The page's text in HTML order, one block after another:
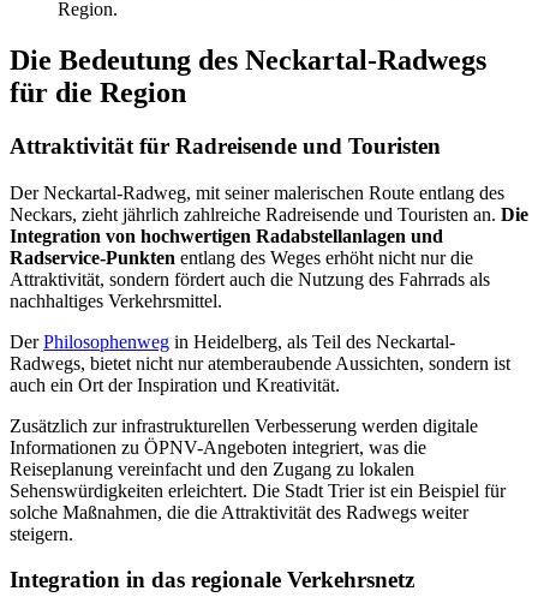
Region.
Die Bedeutung des Neckartal-Radwegs
für die Region
Attraktivität für Radreisende und Touristen
Der Neckartal-Radweg, mit seiner malerischen Route entlang des
Neckars, zieht jährlich zahlreiche Radreisende und Touristen an. Die
Integration von hochwertigen Radabstellanlagen und
Radservice-Punkten entlang des Weges erhöht nicht nur die
Attraktivität, sondern fördert auch die Nutzung des Fahrrads als
nachhaltiges Verkehrsmittel.
DerPhilosophenweg in Heidelberg, als Teil des Neckartal-
Radwegs, bietet nicht nur atemberaubende Aussichten, sondern ist
auch ein Ort der Inspiration und Kreativität.
Zusätzlich zur infrastrukturellen Verbesserung werden digitale
Informationen zu ÖPNV-Angeboten integriert, was die
Reiseplanung vereinfacht und den Zugang zu lokalen
Sehenswürdigkeiten erleichtert. Die Stadt Trier ist ein Beispiel für
solche Maßnahmen, die die Attraktivität des Radwegs weiter
steigern.
Integration in das regionale Verkehrsnetz